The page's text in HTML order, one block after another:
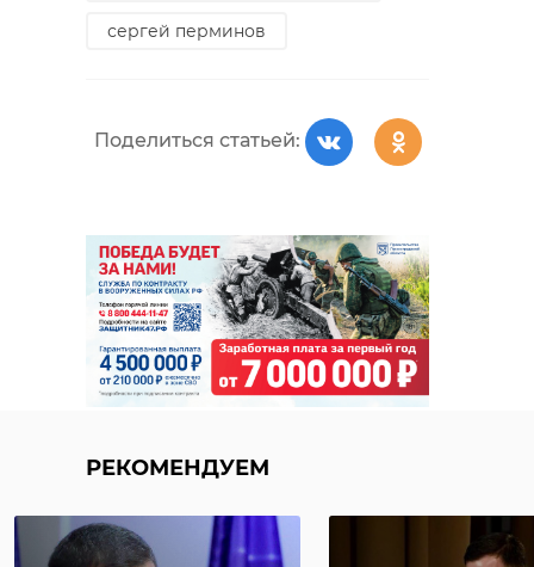
сергей перминов
Поделиться статьей:
РЕКОМЕНДУЕМ